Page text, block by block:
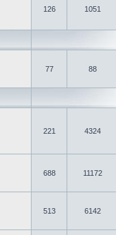
126 1051
77 88
221 4324
688 11172
513 6142